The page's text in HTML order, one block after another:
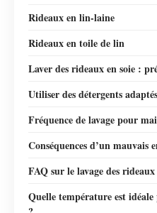
Rideaux en lin-laine
Rideaux en toile de lin
Laver des rideaux en soie :
Utiliser des détergents
Fréquence de lavage pour
Conséquences d’un mauvais
FAQ sur le lavage des
Quelle température est